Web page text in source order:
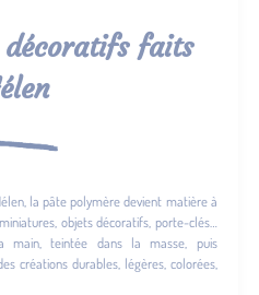
décoratifs faits
la pâte polymère devient matière à
objets décoratifs, porte-clés…
main, teintée dans la masse, puis
créations durables, légères, colorées,